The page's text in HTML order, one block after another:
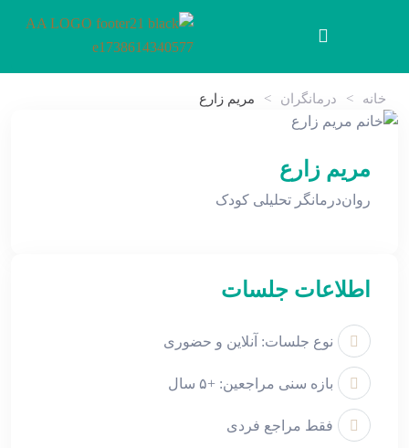
خانه > درمانگران > مریم زارع
مریم زارع
روان‌درمانگر تحلیلی کودک
اطلاعات جلسات
نوع جلسات: آنلاین و حضوری
بازه سنی مراجعین: +۵ سال
فقط مراجع فردی